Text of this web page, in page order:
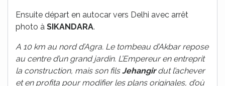
Ensuite départ en autocar vers Delhi avec arrêt
photo à SIKANDARA.
A 10 km au nord d’Agra. Le tombeau d’Akbar repose
au centre d’un grand jardin. L’Empereur en entreprit
la construction, mais son filsJehangirdut l’achever
et en profita pour modifier les plans originales, d’où